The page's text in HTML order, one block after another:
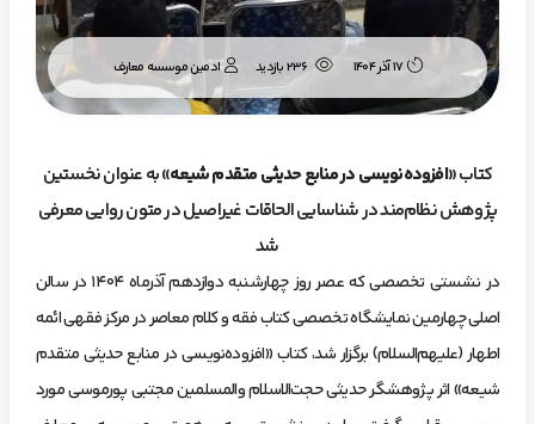
17 آذر 1404 ادمین موسسه معارف
کتاب «افزوده‌نویسی در منابع حدیثی متقدم شیعه» به عنوان نخستین
پژوهش نظام‌مند در شناسایی الحاقات غیراصیل در متون روایی معرفی
شد
در نشستی تخصصی که عصر روز چهارشنبه دوازدهم آذرماه ۱۴۰۴ در سالن
اصلی چهارمین نمایشگاه تخصصی کتاب فقه و کلام معاصر در مرکز فقهی ائمه
اطهار (علیهم‌السلام) برگزار شد، کتاب «افزوده‌نویسی در منابع حدیثی متقدم
شیعه» اثر پژوهشگر حدیثی حجت‌الاسلام والمسلمین مجتبی پورموسی مورد